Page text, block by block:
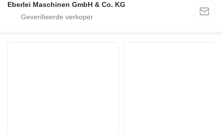
Eberlei Maschinen GmbH & Co. KG